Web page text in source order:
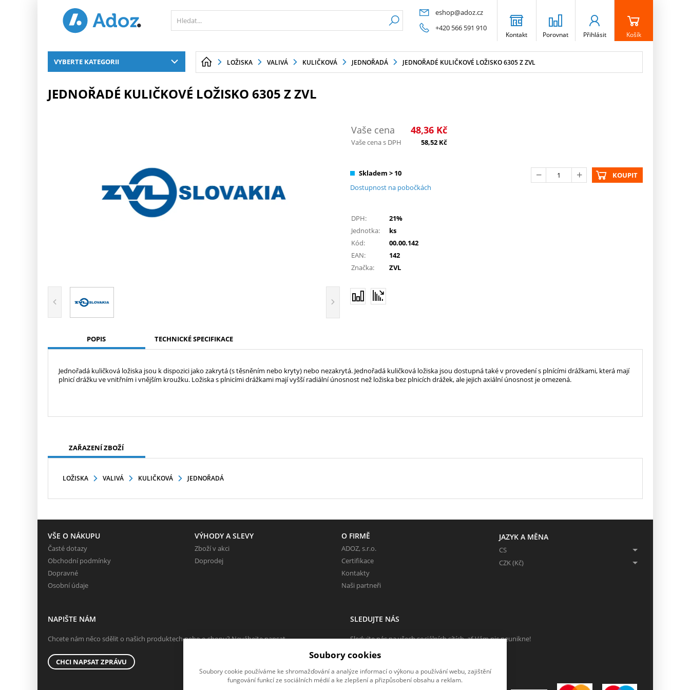
eshop@adoz.cz
+420 566 591 910
Kontakt Porovnat Přihlásit Košík
VYBERTE KATEGORII LOŽISKA VALIVÁ KULIČKOVÁ JEDNOŘADÁ JEDNOŘADÉ KULIČKOVÉ LOŽISKO 6305 Z ZVL
JEDNOŘADÉ KULIČKOVÉ LOŽISKO 6305 Z ZVL
Vaše cena 48,36 Kč
Vaše cena s DPH 58,52 Kč
Skladem > 10
Dostupnost na pobočkách
KOUPIT
DPH:
21%
Jednotka:
ks
Kód:
00.00.142
EAN:
142
Značka:
ZVL
POPIS TECHNICKÉ SPECIFIKACE
Jednořadá kuličková ložiska jsou k dispozici jako zakrytá (s těsněním nebo kryty) nebo nezakrytá. Jednořadá kuličková ložiska jsou dostupná také v provedení s plnícími drážkami, která mají
plnicí drážku ve vnitřním i vnějším kroužku. Ložiska s plnicími drážkami mají vyšší radiální únosnost než ložiska bez plnicích drážek, ale jejich axiální únosnost je omezená.
ZAŘAZENÍ ZBOŽÍ
LOŽISKA VALIVÁ KULIČKOVÁ JEDNOŘADÁ
VŠE O NÁKUPU
Časté dotazy
Obchodní podmínky
Dopravné
Osobní údaje
VÝHODY A SLEVY
Zboží v akci
Doprodej
O FIRMĚ
ADOZ, s.r.o.
Certifikace
Kontakty
Naši partneři
JAZYK A MĚNA
CS
CZK (Kč)
NAPIŠTE NÁM
Chcete nám něco sdělit o našich produktech nebo e-shopu? Neváhejte napsat.
CHCI NAPSAT ZPRÁVU
SLEDUJTE NÁS
Sledujte nás na všech sociálních sítích, ať Vám nic neunikne!
Soubory cookies
Soubory cookie používáme ke shromažďování a analýze informací o výkonu a používání webu, zajištění
fungování funkcí ze sociálních médií a ke zlepšení a přizpůsobení obsahu a reklam.